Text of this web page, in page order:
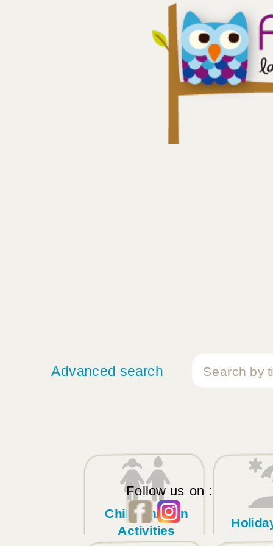
Advanced search
Follow us on :
Children/Teen
Activities